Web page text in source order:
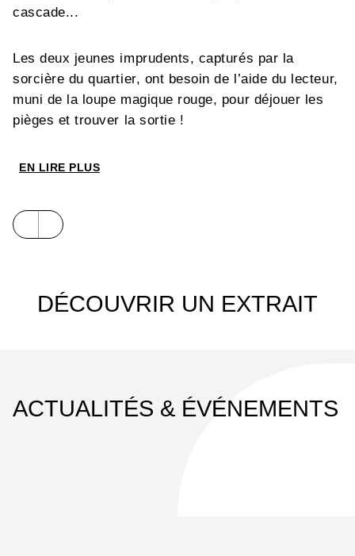
cascade...
Les deux jeunes imprudents, capturés par la
sorcière du quartier, ont besoin de l’aide du lecteur,
muni de la loupe magique rouge, pour déjouer les
pièges et trouver la sortie !
EN LIRE PLUS
DÉCOUVRIR UN EXTRAIT
ACTUALITÉS & ÉVÉNEMENTS